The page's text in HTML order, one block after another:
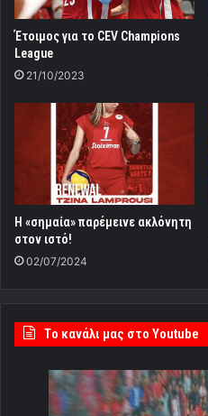
Έτοιμος για το CEV Champions
League
21/10/2023
Η «σημαία» παρέμεινε ακλόνητη
στον ιστό!
02/07/2024
Tο κανάλι μας στο Youtube